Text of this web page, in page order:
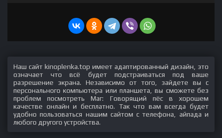
Наш сайт kinoplenka.top имеет адаптированный дизайн, это
означает что всё будет подстраиваться под ваше
разрешение экрана. Независимо от того, зайдете вы с
персонального компьютера или планшета, вы сможете без
проблем посмотреть Маг: Говорящий пёс в хорошем
качестве онлайн и бесплатно. Так что вам всегда будет
удобно пользоваться нашим сайтом с телефона, айпада и
любого другого устройства.